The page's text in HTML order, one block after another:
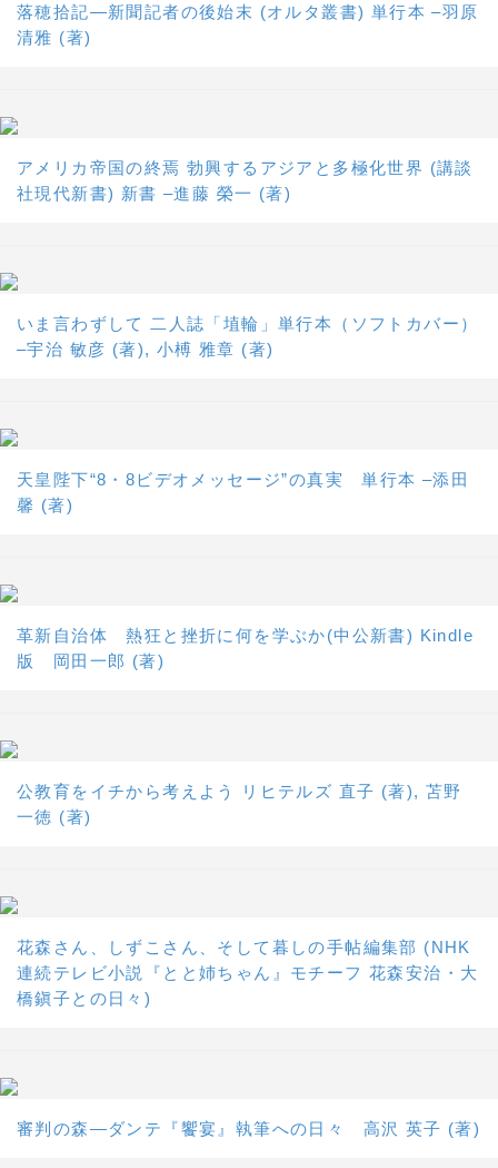
落穂拾記―新聞記者の後始末 (オルタ叢書) 単行本 –羽原
清雅 (著)
アメリカ帝国の終焉 勃興するアジアと多極化世界 (講談
社現代新書) 新書 –進藤 榮一 (著)
いま言わずして 二人誌「埴輪」単行本（ソフトカバー）
–宇治 敏彦 (著), 小榑 雅章 (著)
天皇陛下“8・8ビデオメッセージ”の真実 単行本 –添田
馨 (著)
革新自治体 熱狂と挫折に何を学ぶか(中公新書) Kindle
版 岡田一郎 (著)
公教育をイチから考えよう リヒテルズ 直子 (著), 苫野
一徳 (著)
花森さん、しずこさん、そして暮しの手帖編集部 (NHK
連続テレビ小説『とと姉ちゃん』モチーフ 花森安治・大
橋鎭子との日々)
審判の森―ダンテ『饗宴』執筆への日々 高沢 英子 (著)